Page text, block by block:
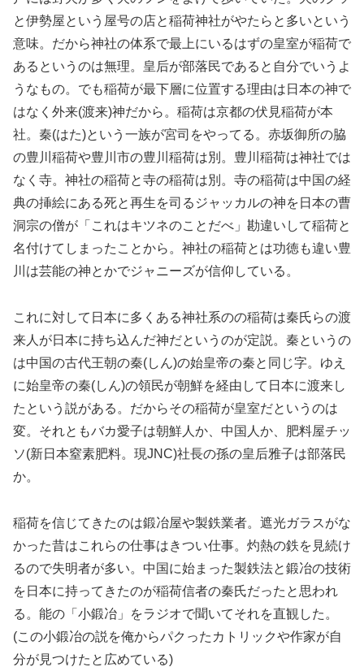
と伊勢屋という屋号の店と稲荷神社がやたらと多いという
意味。だから神社の体系で最上にいるはずの皇室が稲荷で
あるというのは無理。皇后が部落民であると自分でいうよ
うなもの。でも稲荷が最下層に位置する理由は日本の神で
はなく外来(渡来)神だから。稲荷は京都の伏見稲荷が本
社。秦(はた)という一族が宮司をやってる。赤坂御所の脇
の豊川稲荷や豊川市の豊川稲荷は別。豊川稲荷は神社では
なく寺。神社の稲荷と寺の稲荷は別。寺の稲荷は中国の経
典の挿絵にある死と再生を司るジャッカルの神を日本の曹
洞宗の僧が「これはキツネのことだべ」勘違いして稲荷と
名付けてしまったことから。神社の稲荷とは功徳も違い豊
川は芸能の神とかでジャニーズが信仰している。
これに対して日本に多くある神社系のの稲荷は秦氏らの渡
来人が日本に持ち込んだ神だというのが定説。秦というの
は中国の古代王朝の秦(しん)の始皇帝の秦と同じ字。ゆえ
に始皇帝の秦(しん)の領民が朝鮮を経由して日本に渡来し
たという説がある。だからその稲荷が皇室だというのは
変。それともバカ愛子は朝鮮人か、中国人か、肥料屋チッ
ソ(新日本窒素肥料。現JNC)社長の孫の皇后雅子は部落民
か。
稲荷を信じてきたのは鍛冶屋や製鉄業者。遮光ガラスがな
かった昔はこれらの仕事はきつい仕事。灼熱の鉄を見続け
るので失明者が多い。中国に始まった製鉄法と鍛冶の技術
を日本に持ってきたのが稲荷信者の秦氏だったと思われ
る。能の「小鍛冶」をラジオで聞いてそれを直観した。
(この小鍛冶の説を俺からパクったカトリックや作家が自
分が見つけたと広めている)